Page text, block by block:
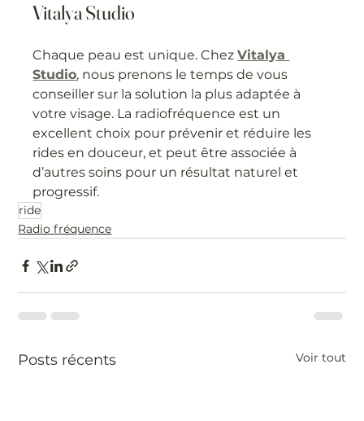
Vitalya Studio
Chaque peau est unique. Chez Vitalya
Studio, nous prenons le temps de vous
conseiller sur la solution la plus adaptée à
votre visage. La radiofréquence est un
excellent choix pour prévenir et réduire les
rides en douceur, et peut être associée à
d’autres soins pour un résultat naturel et
progressif.
ride
Radio fréquence
Posts récents Voir tout